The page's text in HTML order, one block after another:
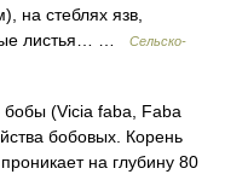
на стеблях язв,
листья… …
Сельско-
(Vicia faba, Faba
бобовых. Корень
на глубину 80